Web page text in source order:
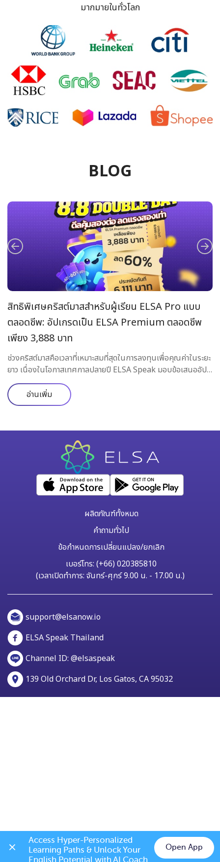
มากมายในทั่วโลก
BLOG
สิทธิพิเศษคริสต์มาสสำหรับผู้เรียน ELSA Pro แบบ
ตลอดชีพ: อัปเกรดเป็น ELSA Premium ตลอดชีพ
เพียง 3,888 บาท
ช่วงคริสต์มาสคือเวลาที่เหมาะสมที่สุดในการลงทุนเพื่อคุณค่าในระยะ
ยาว เนื่องในโอกาสเทศกาลปลายปี ELSA Speak มอบข้อเสนออัป
เกรดสุดพิเศษ สำหรับผู้เรียนที่ถือแพ็กเกจ ELSA Pro แบบตลอด
ชีพเท่านั้น: อัปเกรดเป็น ELSA Premium แบบตลอดชีพในราคา
พิเศษที่ไม่เคยมีมาก่อน ข้อเสนอพิเศษเฉพาะผู้เรียน ELSA Pro
เรียนที่ยังไม่ได้ถือแพ็กเกจ Pro แบบตลอดชีพ นี่คือสิทธิพิเศษที่
ELSA ออกแบบมาโดยเฉพาะสำหรับผู้เรียนที่เรียนรู้อย่างต่อเนื่อง
และจริงจังในการพัฒนาทักษะการพูดภาษาอังกฤษ หากคุณกำลังใช้
งาน ELSA Pro แบบตลอดชีพ คริสต์มาสปีนี้คือโอกาสของคุณใน
การปลดล็อกแพ็กเกจการฝึกพูดภาษาอังกฤษระดับสูงสุดของ ELSA
Speak อย่าง ELSA Premium แบบตลอดชีพ ฟีเจอร์ระดับพรีเมียม
แพ็กเกจการเรียนที่รวมฟีเจอร์ทั้งหมดของ ELSA Pro พร้อมด้วย
ฟีเจอร์ AI ใหม่ล่าสุด 2 รายการ ได้แก่ ELSA AI และ Speech
อ่านเพิ่ม
ผลิตภัณฑ์ทั้งหมด
คำถามทั่วไป
ข้อกำหนดการเปลี่ยนแปลง/ยกเลิก
เบอร์โทร: (+66) 020385810
(เวลาเปิดทำการ: จันทร์-ศุกร์ 9.00 น. - 17.00 น.)
support@elsanow.io
ELSA Speak Thailand
Channel ID: @elsaspeak
139 Old Orchard Dr, Los Gatos, CA 95032
Chat on LINE
Access Hyper-Personalized
Learning Paths & Unlock Your
English Potential with AI Coach
Open App